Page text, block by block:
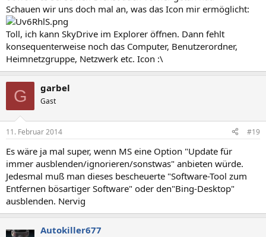
Schauen wir uns doch mal an, was das Icon mir ermöglicht:
Toll, ich kann SkyDrive im Explorer öffnen. Dann fehlt
konsequenterweise noch das Computer, Benutzerordner,
Heimnetzgruppe, Netzwerk etc. Icon :\
G garbel
Gast
11. Februar 2014 #19
Es wäre ja mal super, wenn MS eine Option "Update für
immer ausblenden/ignorieren/sonstwas" anbieten würde.
Jedesmal muß man dieses bescheuerte "Software-Tool zum
Entfernen bösartiger Software" oder den"Bing-Desktop"
ausblenden. Nervig
Autokiller677